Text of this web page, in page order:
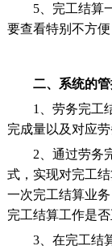
5、完工结算一
要查看特别不方
二、系统的管
1、劳务完工结
完成量以及对应
2、通过劳务完
式，实现对完工
一次完工结算业
完工结算工作是
3、在完工结算